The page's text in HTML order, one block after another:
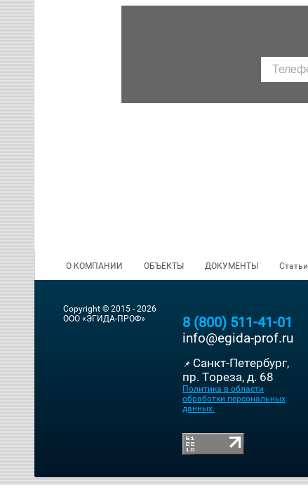
О КОМПАНИИ ОБЪЕКТЫ ДОКУМЕНТЫ Статьи
Copyright © 2015 - 2026
ООО «ЭГИДА-ПРОФ»
8 (800) 511-41-01
info@egida-prof.ru
📌 Санкт-Петербург,
пр. Тореза, д. 68
Политика в области
обработки персональных
данных.